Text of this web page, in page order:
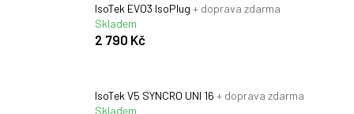
IsoTek EVO3 IsoPlug + doprava zdarma
Skladem
2 790 Kč
IsoTek V5 SYNCRO UNI 16 + doprava zdarma
Skladem